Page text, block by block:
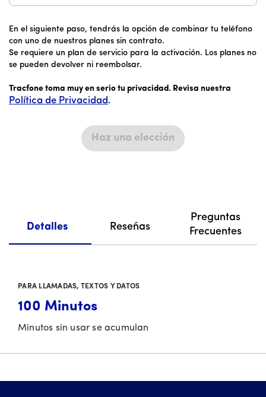
En el siguiente paso, tendrás la opción de combinar tu teléfono
con uno de nuestros planes sin contrato.
Se requiere un plan de servicio para la activación. Los planes no
se pueden devolver ni reembolsar.
Tracfone toma muy en serio tu privacidad. Revisa nuestra
Política de Privacidad.
Haz una elección
Detalles Reseñas
Preguntas
Frecuentes
PARA LLAMADAS, TEXTOS Y DATOS
100 Minutos
Minutos sin usar se acumulan